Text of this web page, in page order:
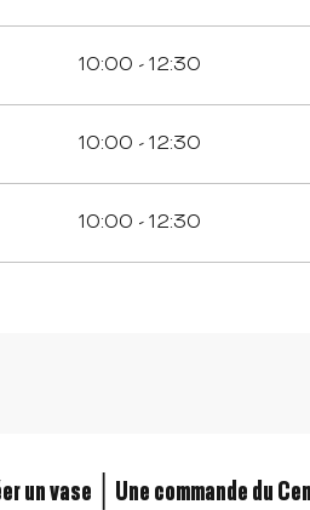
10:00 - 12:30
10:00 - 12:30
10:00 - 12:30
un vase │Une commande du